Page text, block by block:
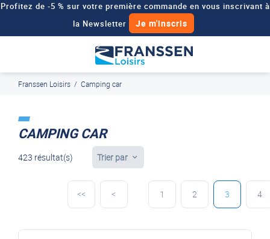
Profitez de -5 % sur votre première commande en vous inscrivant à
la Newsletter
Je m'inscris
Demander un devis
Paiement en ligne sécurisé, en 4x par Paypal
Franssen Loisirs / Camping car
CAMPING CAR
423 résultat(s) Trier par
<< < 1 2 3 4